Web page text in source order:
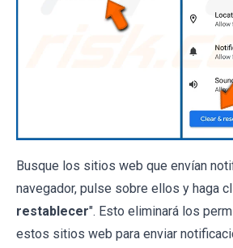
Busque los sitios web que envían
navegador, pulse sobre ellos y haga
restablecer". Esto eliminará los
estos sitios web para enviar